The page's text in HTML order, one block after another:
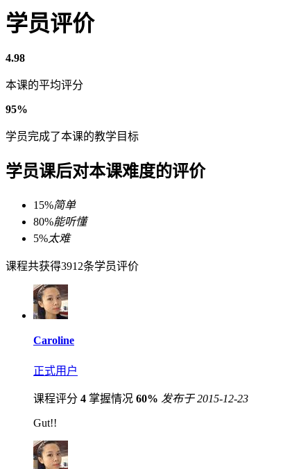
学员评价
4.98
本课的平均评分
95%
学员完成了本课的教学目标
学员课后对本课难度的评价
15%简单
80%能听懂
5%太难
课程共获得3912条学员评价
Caroline
正式用户
课程评分 4 掌握情况 60% 发布于 2015-12-23
Gut!!